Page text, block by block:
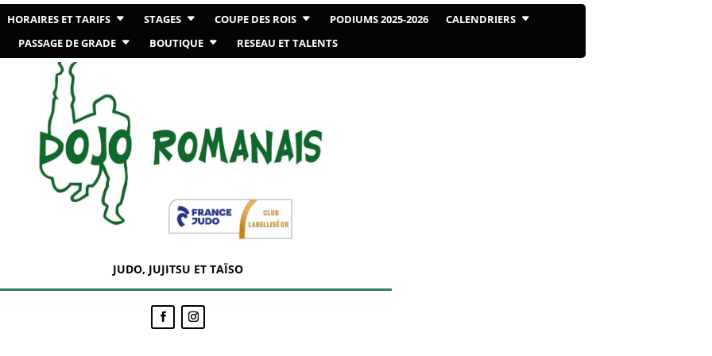
HORAIRES ET TARIFS STAGES COUPE DES ROIS PODIUMS 2025-2026
CALENDRIERS
PASSAGE DE GRADE
BOUTIQUE RESEAU ET TALENTS
JUDO, JUJITSU ET TAÏSO